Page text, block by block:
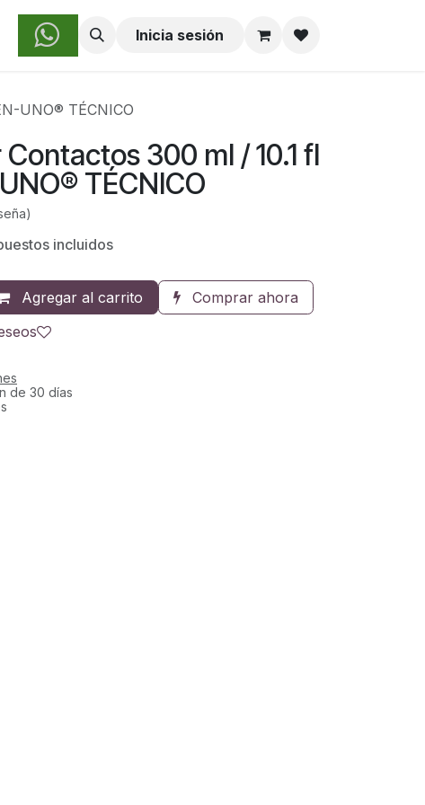
Sobre Nosotros Inicia sesión
UNO® TÉCNICO
300 ml / 10.1 fl
TÉCNICO
incluidos
Agregar al carrito
Comprar ahora
de 30 días